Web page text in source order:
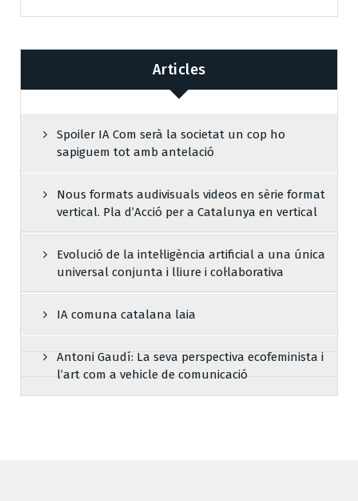
Articles
Spoiler IA Com serà la societat un cop ho
sapiguem tot amb antelació
Nous formats audivisuals videos en sèrie format
vertical. Pla d’Acció per a Catalunya en vertical
Evolució de la intel·ligència artificial a una única
universal conjunta i lliure i col·laborativa
IA comuna catalana laia
Antoni Gaudí: La seva perspectiva ecofeminista i
l’art com a vehicle de comunicació